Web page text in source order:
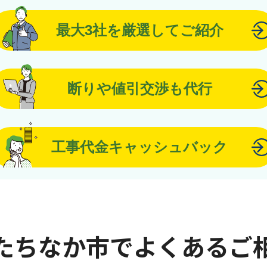
最大3社を厳選してご紹介
断りや値引交渉も代行
工事代金キャッシュバック
ちなか市でよくあるご